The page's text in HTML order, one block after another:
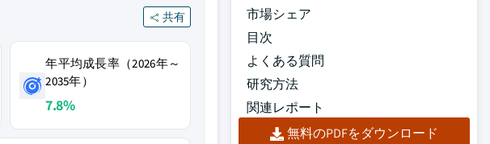
共有
年平均成長率（2026年～
2035年）
7.8%
市場シェア
目次
よくある質問
研究方法
関連レポート
無料のPDFをダウンロード